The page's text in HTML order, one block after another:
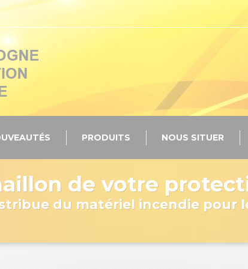
PRODUITS NOUS SITUER
de votre
du matériel incendie pour